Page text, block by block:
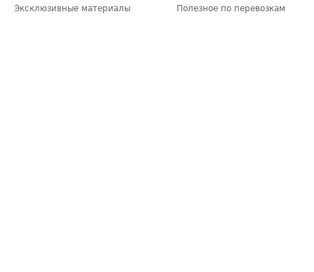
Эксклюзивные материалы
Полезное по перевозкам